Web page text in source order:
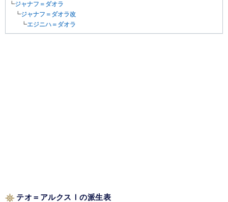
┗ジャナフ＝ダオラ
┗ジャナフ＝ダオラ改
┗エジニハ＝ダオラ
テオ＝アルクスⅠの派生表